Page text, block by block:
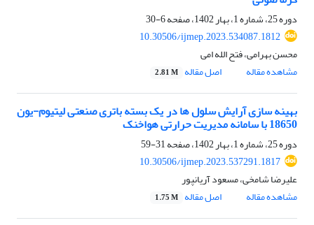
دوره 25، شماره 1، بهار 1402، صفحه
6-30
10.30506/ijmep.2023.534087.1812
محسن بهرامی، فتح الله امی
مشاهده مقاله
اصل مقاله 2.81 M
بهینه سازی آرایش سلول ها در یک بسته باتری صنعتی لیتیوم-یون
18650 با سامانه مدیریت حرارتی هواخنک
دوره 25، شماره 1، بهار 1402، صفحه
31-59
10.30506/ijmep.2023.537291.1817
علیرضا شامخی، مسعود آریانپور
مشاهده مقاله
اصل مقاله 1.75 M